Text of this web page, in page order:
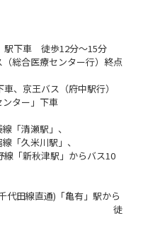
車 徒歩12分～15分
療センター行）終点
王バス（府中駅行）
」下車
「清瀬駅」、
駅」、
駅」からバス10
代田線直通)「亀有」駅から